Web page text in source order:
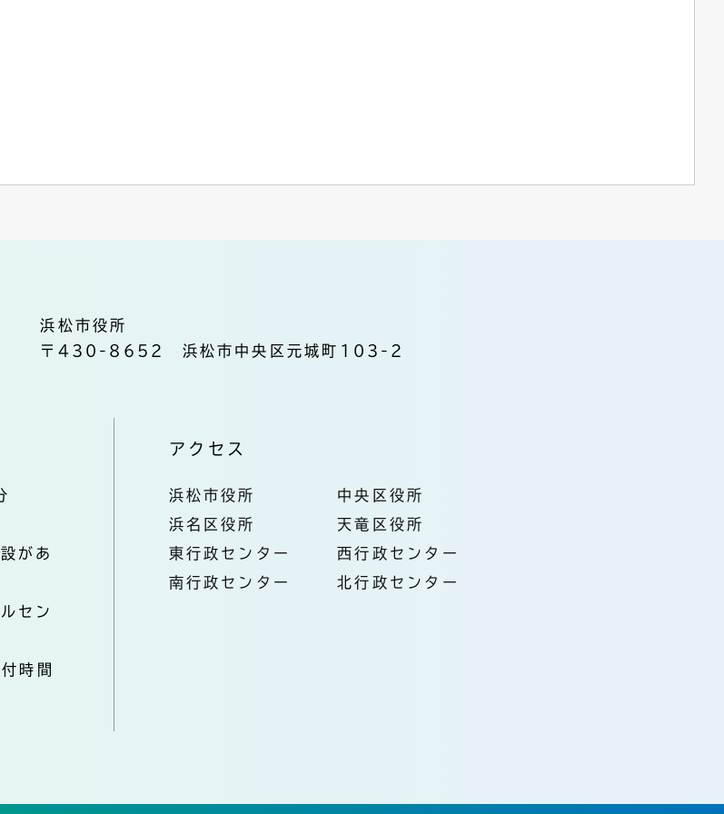
浜松市役所
〒430-8652 浜松市中央区元城町103-2
があ
セン
時間
アクセス
浜松市役所
中央区役所
浜名区役所
天竜区役所
東行政センター
西行政センター
南行政センター
北行政センター